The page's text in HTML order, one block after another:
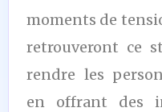
moments de
retrouveront ce
rendre les
en offrant des